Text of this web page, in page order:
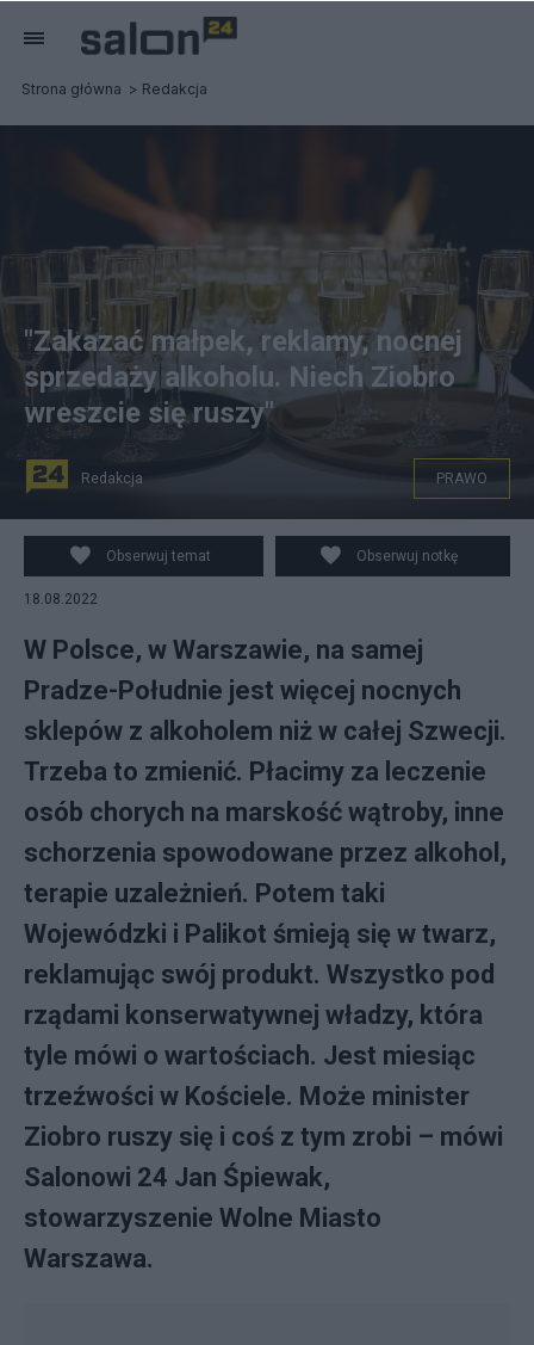
Strona główna Redakcja
Czy nocne sklepy z alkoholem powinny być zamknięte?
Fot. Pixabay
"Zakazać małpek, reklamy, nocnej
sprzedaży alkoholu. Niech Ziobro
wreszcie się ruszy"
Redakcja PRAWO
Obserwuj temat Obserwuj notkę
18.08.2022
W Polsce, w Warszawie, na samej
Pradze-Południe jest więcej nocnych
sklepów z alkoholem niż w całej Szwecji.
Trzeba to zmienić. Płacimy za leczenie
osób chorych na marskość wątroby, inne
schorzenia spowodowane przez alkohol,
terapie uzależnień. Potem taki
Wojewódzki i Palikot śmieją się w twarz,
reklamując swój produkt. Wszystko pod
rządami konserwatywnej władzy, która
tyle mówi o wartościach. Jest miesiąc
trzeźwości w Kościele. Może minister
Ziobro ruszy się i coś z tym zrobi – mówi
Salonowi 24 Jan Śpiewak,
stowarzyszenie Wolne Miasto
Warszawa.